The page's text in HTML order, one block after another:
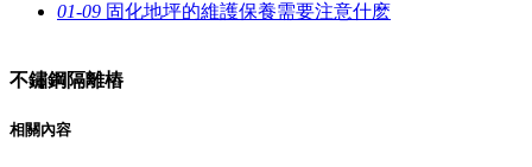
01-09 固化地坪的維護保養需要注意什麽
不鏽鋼隔離樁
相關內容